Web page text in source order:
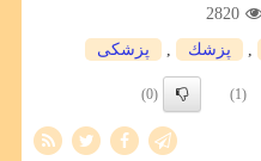
2820
پزشك پزشكی
(1)
(0)